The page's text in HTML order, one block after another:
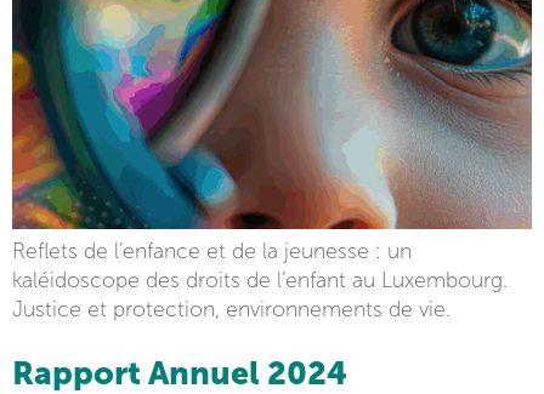
Reflets de l’enfance et de la jeunesse : un
kaléidoscope des droits de l’enfant au Luxembourg.
Justice et protection, environnements de vie.
Rapport Annuel 2024